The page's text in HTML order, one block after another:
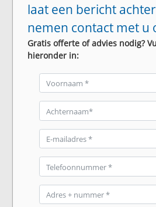
laat een bericht
nemen contact met u
Gratis offerte of advies nodig?
hieronder in: